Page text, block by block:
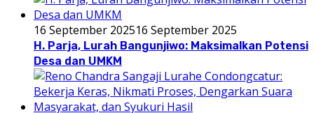
16 September 202516 September 2025
H. Parja, Lurah Bangunjiwo: Maksimalkan Potensi
Desa dan UMKM